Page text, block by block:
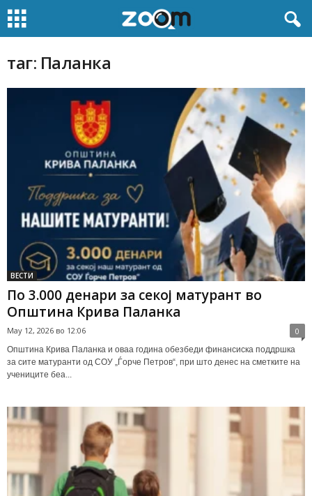
таг: Паланка
ВЕСТИ
По 3.000 денари за секој матурант во
Општина Крива Паланка
May 12, 2026 во 12:06 0
Општина Крива Паланка и оваа година обезбеди финансиска поддршка
за сите матуранти од СОУ „Ѓорче Петров“, при што денес на сметките на
учениците беа...